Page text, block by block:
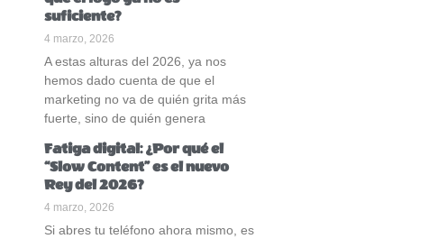
suficiente?
4 marzo, 2026
A estas alturas del 2026, ya nos
hemos dado cuenta de que el
marketing no va de quién grita más
fuerte, sino de quién genera
Fatiga digital: ¿Por qué el
“Slow Content” es el nuevo
Rey del 2026?
4 marzo, 2026
Si abres tu teléfono ahora mismo, es